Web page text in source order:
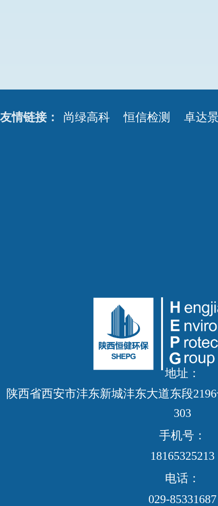
友情链接： 尚绿高科 恒信检测 卓达
地址：
陕西省西安市沣东新城沣东大道东段
303
手机号：
18165325213
电话：
029-85331687